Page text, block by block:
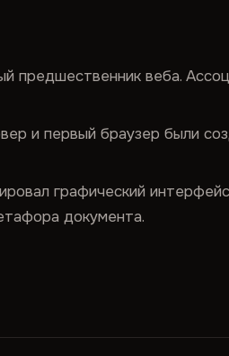
предшественник веба.
и первый браузер были
графический
документа.